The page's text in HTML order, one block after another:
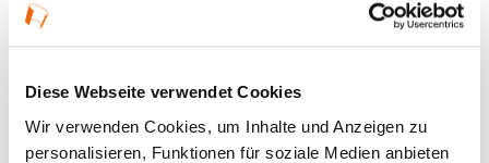
Diese Webseite verwendet Cookies
Wir verwenden Cookies, um Inhalte und Anzeigen zu
personalisieren, Funktionen für soziale Medien anbieten
11.09.2026, 18:00 Uhr — 20:00 Uhr in Offenbach
am Main
Veranstaltungstyp:Schiffstour